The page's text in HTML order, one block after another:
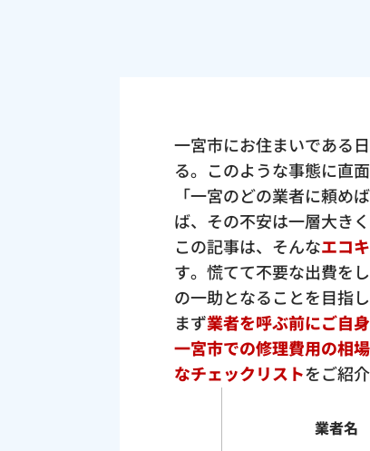
一宮市にお住まいである
る。このような事態に直
「一宮のどの業者に頼め
ば、その不安は一層大き
この記事は、そんなエコ
す。慌てて不要な出費を
の一助となることを目指し
まず業者を呼ぶ前にご自
一宮市での修理費用の相場
なチェックリストをご紹
業者名